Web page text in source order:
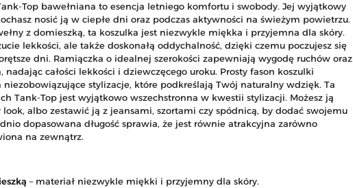
Top bawełniana to esencja letniego komfortu i swobody. Jej wyjątkowy
nosić ją w ciepłe dni oraz podczas aktywności na świeżym powietrzu.
z domieszką, ta koszulka jest niezwykle miękka i przyjemna dla skóry.
lekkości, ale także doskonałą oddychalność, dzięki czemu poczujesz się
dni. Ramiączka o idealnej szerokości zapewniają wygodę ruchów oraz
całości lekkości i dziewczęcego uroku. Prosty fason koszulki
stylizacje, które podkreślają Twój naturalny wdzięk. Ta
Tank-Top jest wyjątkowo wszechstronna w kwestii stylizacji. Możesz ją
albo zestawić ją z jeansami, szortami czy spódnicą, by dodać swojemu
dopasowana długość sprawia, że jest równie atrakcyjna zarówno
na zewnątrz.
– materiał niezwykle miękki i przyjemny dla skóry.